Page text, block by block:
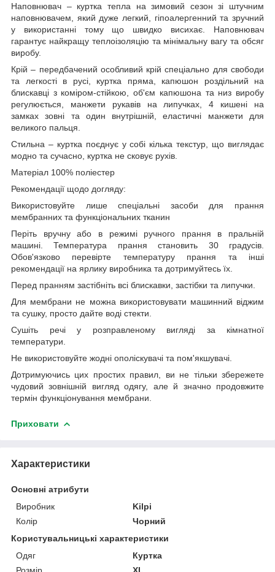
Наповнювач – куртка тепла на зимовий сезон зі штучним
наповнювачем, який дуже легкий, гіпоалергенний та зручний
у використанні тому що швидко висихає. Наповнювач
гарантує найкращу теплоізоляцію та мінімальну вагу та обсяг
виробу.
Крій – передбачений особливий крій спеціально для свободи
та легкості в русі, куртка пряма, капюшон роздільний на
блискавці з коміром-стійкою, об'єм капюшона та низ виробу
регулюється, манжети рукавів на липучках, 4 кишені на
замках зовні та один внутрішній, еластичні манжети для
великого пальця.
Стильна – куртка поєднує у собі кілька текстур, що виглядає
модно та сучасно, куртка не сковує рухів.
Матеріал 100% поліестер
Рекомендації щодо догляду:
Використовуйте лише спеціальні засоби для прання
мембранних та функціональних тканин
Періть вручну або в режимі ручного прання в пральній
машині. Температура прання становить 30 градусів.
Обов'язково перевірте температуру прання та інші
рекомендації на ярлику виробника та дотримуйтесь їх.
Перед пранням застібніть всі блискавки, застібки та липучки.
Для мембрани не можна використовувати машинний віджим
та сушку, просто дайте воді стекти.
Сушіть речі у розправленому вигляді за кімнатної
температури.
Не використовуйте жодні ополіскувачі та пом'якшувачі.
Дотримуючись цих простих правил, ви не тільки збережете
чудовий зовнішній вигляд одягу, але й значно продовжите
термін функціонування мембрани.
Приховати
Характеристики
Основні атрибути
Виробник
Kilpi
Колір
Чорний
Користувальницькі характеристики
Одяг
Куртка
Розмір
XL